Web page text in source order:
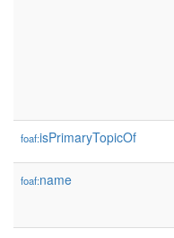
foaf:isPrimaryTopicOf
foaf:name